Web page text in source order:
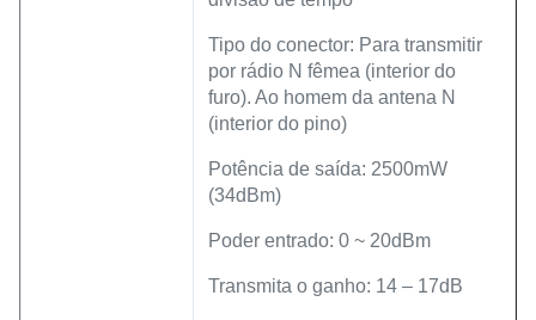
Tipo do conector: Para transmitir
por rádio N fêmea (interior do
furo). Ao homem da antena N
(interior do pino)
Potência de saída: 2500mW
(34dBm)
Poder entrado: 0 ~ 20dBm
Transmita o ganho: 14 – 17dB